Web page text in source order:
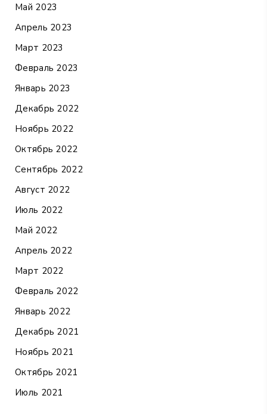
Май 2023
Апрель 2023
Март 2023
Февраль 2023
Январь 2023
Декабрь 2022
Ноябрь 2022
Октябрь 2022
Сентябрь 2022
Август 2022
Июль 2022
Май 2022
Апрель 2022
Март 2022
Февраль 2022
Январь 2022
Декабрь 2021
Ноябрь 2021
Октябрь 2021
Июль 2021